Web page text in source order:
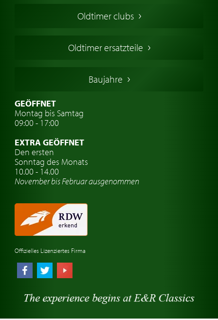
Englische Oldtimer
Deutsche Oldtimer
Schwedische Oldtimer
Oldtimer mit h-kennzeichen
Auto Oldtimer Markt
Oldtimer-Versicherung
Oldtimer-Clubs
Oldtimer-Reisen
Automarken uhren
Oldtimer clubs
Oldtimer ersatzteile
Baujahre
GEÖFFNET
Montag bis Samtag
09:00 - 17:00
EXTRA GEÖFFNET
Den ersten
Sonntag des Monats
10.00 - 14.00
November bis Februar ausgenommen
Offizielles Lizenziertes Firma